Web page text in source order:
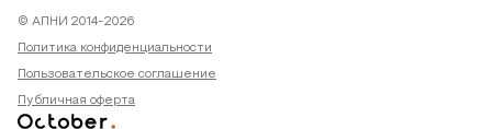
© АПНИ 2014-2026
Политика конфиденциальности
Пользовательское соглашение
Публичная оферта